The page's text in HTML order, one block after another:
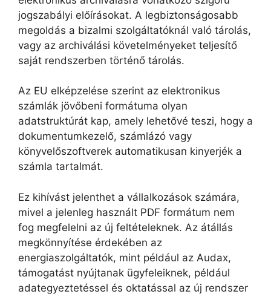
jogszabályi előírásokat. A legbiztonságosabb
megoldás a bizalmi szolgáltatóknál való tárolás,
vagy az archiválási követelményeket teljesítő
saját rendszerben történő tárolás.
Az EU elképzelése szerint az elektronikus
számlák jövőbeni formátuma olyan
adatstruktúrát kap, amely lehetővé teszi, hogy a
dokumentumkezelő, számlázó vagy
könyvelőszoftverek automatikusan kinyerjék a
számla tartalmát.
Ez kihívást jelenthet a vállalkozások számára,
mivel a jelenleg használt PDF formátum nem
fog megfelelni az új feltételeknek. Az átállás
megkönnyítése érdekében az
energiaszolgáltatók, mint például az Audax,
támogatást nyújtanak ügyfeleiknek, például
adategyeztetéssel és oktatással az új rendszer